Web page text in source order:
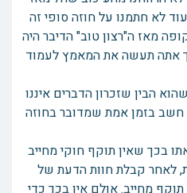
לא חתמנו על חוזה סופי זה
מאז ה"רצון טוב" הדיבר היה
אתה תעשה את המאמץ לעמוד
שהוא הבין שזכרון הדברים איננו
חשב בזמן אמת שמדובר בחוזה
בכך שאין תוקף חוקי מחייב
לאחר קבלת חוות הדעת של
מחייב. אולם אין בכך כדי